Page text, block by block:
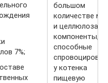
7%;
большом
количестве
и целлюлоза –
компоненты,
способные
у котенка
пищевую